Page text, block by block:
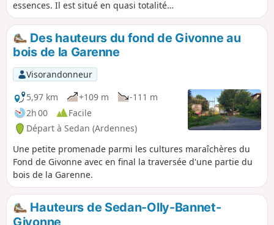
essences. Il est situé en quasi totalité
dans la Forêt Domaniale de Sedan.
Des hauteurs du fond de Givonne au
bois de la Garenne
Visorandonneur
5,97 km
+109 m
-111 m
2h 00
Facile
Départ à Sedan (Ardennes)
Une petite promenade parmi les cultures maraîchères du
Fond de Givonne avec en final la traversée d'une partie du
bois de la Garenne.
Hauteurs de Sedan-Olly-Bannet-
Givonne